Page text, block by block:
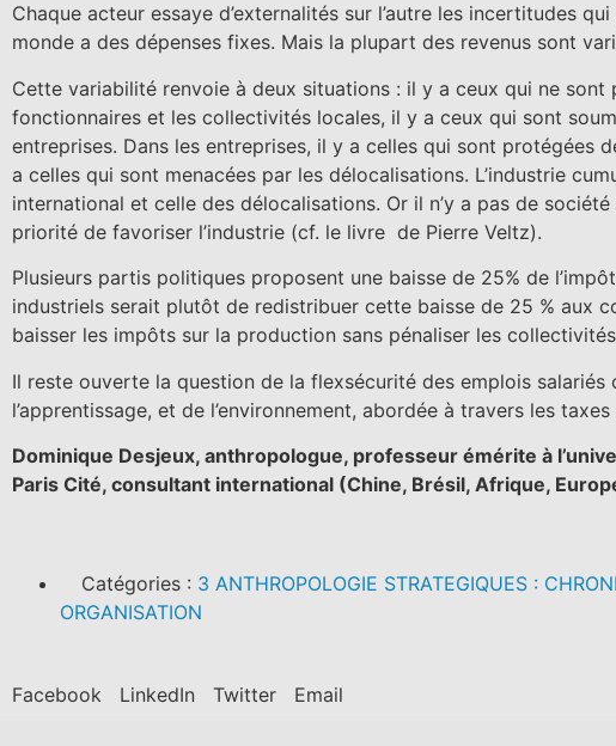
Chaque acteur essaye d’externalités sur l’autre les incertitudes
monde a des dépenses fixes. Mais la plupart des revenus sont
Cette variabilité renvoie à deux situations : il y a ceux qui ne sont
fonctionnaires et les collectivités locales, il y a ceux qui sont
entreprises. Dans les entreprises, il y a celles qui sont protégées
a celles qui sont menacées par les délocalisations. L’industrie
international et celle des délocalisations. Or il n’y a pas de société
priorité de favoriser l’industrie (cf. le livre de Pierre Veltz).
Plusieurs partis politiques proposent une baisse de 25% de
industriels serait plutôt de redistribuer cette baisse de 25 % aux
baisser les impôts sur la production sans pénaliser les
Il reste ouverte la question de la flexsécurité des emplois salariés
l’apprentissage, et de l’environnement, abordée à travers les
Dominique Desjeux, anthropologue, professeur émérite à
Paris Cité, consultant international (Chine, Brésil, Afrique,
Catégories : 3 ANTHROPOLOGIE STRATEGIQUES :
ORGANISATION
Facebook LinkedIn Twitter Email